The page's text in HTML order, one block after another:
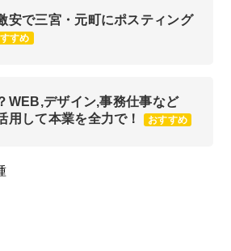
安で三宮・元町にポスティング
すめ
WEB,デザイン,事務仕事など
用して本業を全力で！
おすすめ